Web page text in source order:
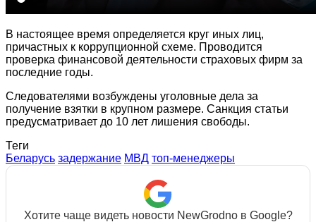
В настоящее время определяется круг иных лиц,
причастных к коррупционной схеме. Проводится
проверка финансовой деятельности страховых фирм за
последние годы.
Следователями возбуждены уголовные дела за
получение взятки в крупном размере. Санкция статьи
предусматривает до 10 лет лишения свободы.
Теги
Беларусь задержание МВД топ-менеджеры
Хотите чаще видеть новости NewGrodno в Google?